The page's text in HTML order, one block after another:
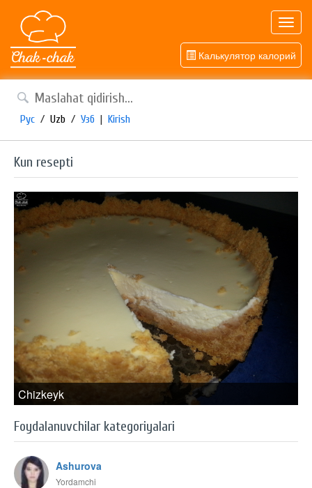
Калькулятор калорий
Рус / Uzb / Узб | Kirish
Kun resepti
Chizkeyk
Foydalanuvchilar kategoriyalari
Ashurova
Yordamchi